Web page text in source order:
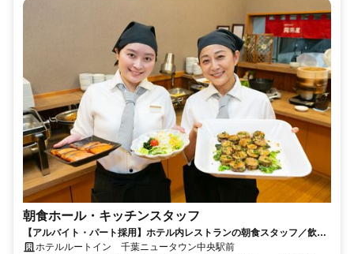
朝食ホール・キッチンスタッフ
【アルバイト・パート採用】ホテル内レストランの朝食スタッフ／飲食
未経験歓迎！主婦(夫)さん活躍中
ホテルルートイン 千葉ニュータウン中央駅前